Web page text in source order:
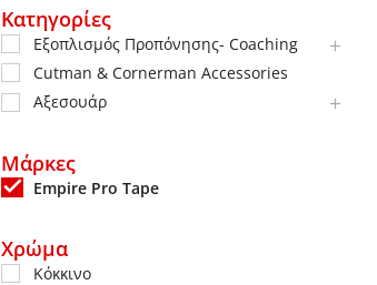
Κατηγορίες
Εξοπλισμός Προπόνησης- Coaching
Cutman & Cornerman Accessories
Αξεσουάρ
Μάρκες
Empire Pro Tape
Χρώμα
Κόκκινο